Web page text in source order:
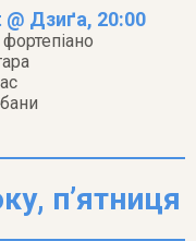
Дзиґа, 20:00
п’ятниця